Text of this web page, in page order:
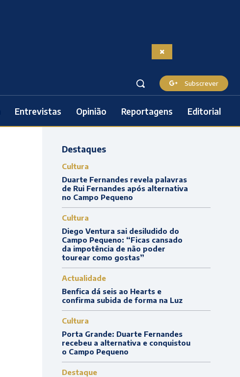
Subscrever
Entrevistas Opinião Reportagens Editorial
Destaques
Cultura
Duarte Fernandes revela palavras
de Rui Fernandes após alternativa
no Campo Pequeno
Cultura
Diego Ventura sai desiludido do
Campo Pequeno: “Ficas cansado
da impotência de não poder
tourear como gostas”
Actualidade
Benfica dá seis ao Hearts e
confirma subida de forma na Luz
Cultura
Porta Grande: Duarte Fernandes
recebeu a alternativa e conquistou
o Campo Pequeno
Destaque